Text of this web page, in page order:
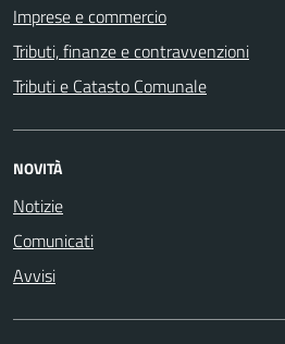
Imprese e commercio
Tributi, finanze e contravvenzioni
Tributi e Catasto Comunale
NOVITÀ
Notizie
Comunicati
Avvisi